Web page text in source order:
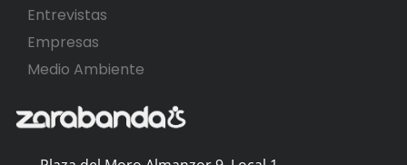
Entrevistas
Empresas
Medio Ambiente